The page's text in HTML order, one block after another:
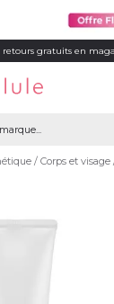
retours gratuits en
Corps et visage